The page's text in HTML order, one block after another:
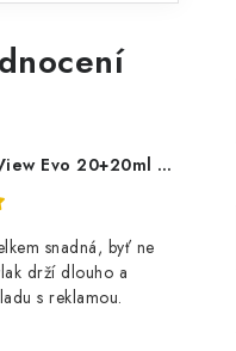
Gyeon Q2 View Evo 20+20ml nanopovlak na okna
snadná, byť ne
drží dlouho a
s reklamou.